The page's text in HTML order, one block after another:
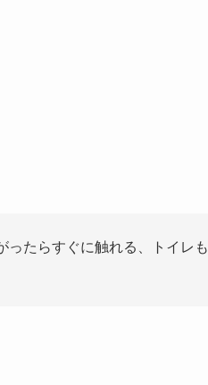
ったらすぐに触れる、トイレも